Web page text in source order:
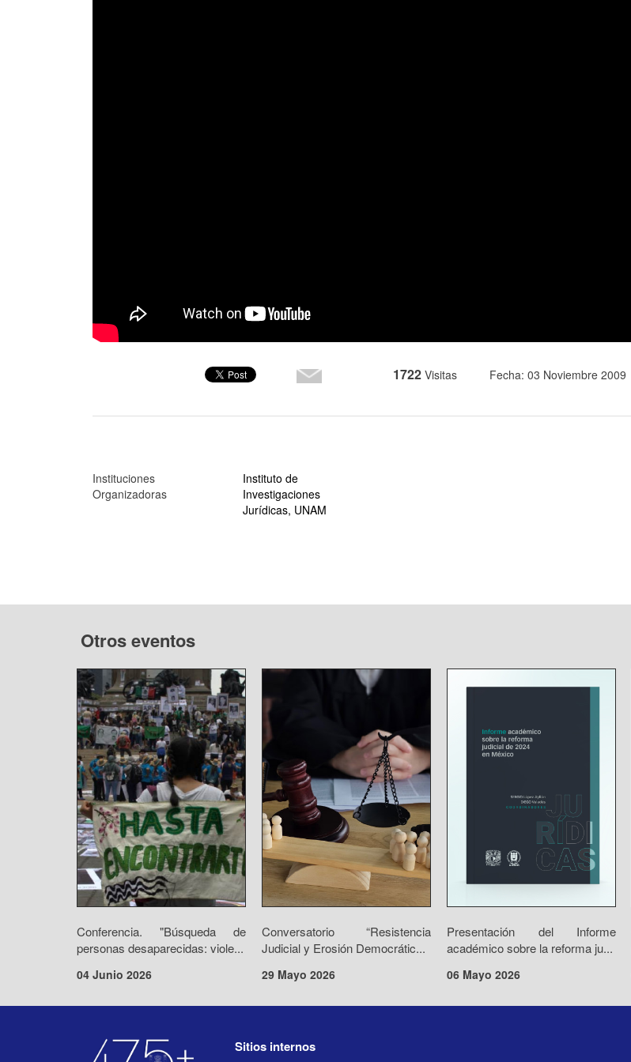
1722 Visitas Fecha: 03 Noviembre 2009
Instituciones
Organizadoras
Instituto de
Investigaciones
Jurídicas, UNAM
Otros eventos
Conferencia. "Búsqueda de
personas desaparecidas: viole...
04 Junio 2026
Conversatorio “Resistencia
Judicial y Erosión Democrátic...
29 Mayo 2026
Presentación del Informe
académico sobre la reforma ju...
06 Mayo 2026
Sitios internos